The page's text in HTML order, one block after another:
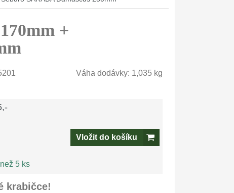
+
Váha dodávky: 1,035 kg
Vložit do košíku
5 ks
krabičce!